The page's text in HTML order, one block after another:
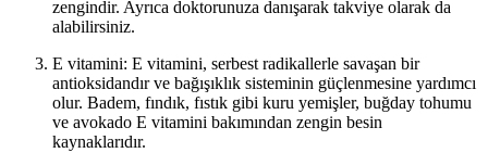
zengindir. Ayrıca doktorunuza danışarak takviye olarak da
alabilirsiniz.
E vitamini: E vitamini, serbest radikallerle savaşan bir
antioksidandır ve bağışıklık sisteminin güçlenmesine yardımcı
olur. Badem, fındık, fıstık gibi kuru yemişler, buğday tohumu
ve avokado E vitamini bakımından zengin besin
kaynaklarıdır.